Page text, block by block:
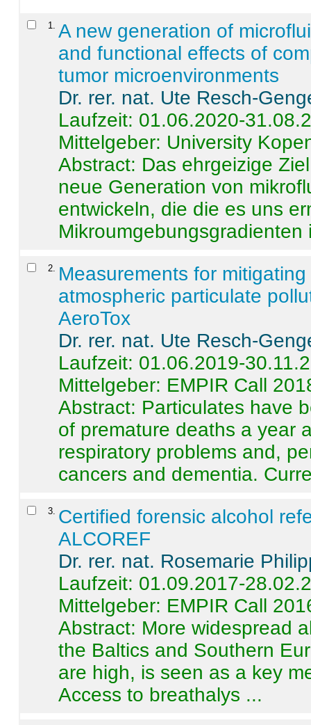
1
A new generation of
and functional effects of
tumor microenvironments
Dr. rer. nat. Ute Resch-
Laufzeit: 01.06.2020-
Mittelgeber: University
Abstract: Das ehrgeizige
neue Generation von
entwickeln, die die es uns
Mikroumgebungsgradienten
2
Measurements for
atmospheric particulate
AeroTox
Dr. rer. nat. Ute Resch-
Laufzeit: 01.06.2019-
Mittelgeber: EMPIR Call
Abstract: Particulates have
of premature deaths a year
respiratory problems and,
cancers and dementia.
3 Certified forensic alcohol
ALCOREF
Dr. rer. nat. Rosemarie
Laufzeit: 01.09.2017-
Mittelgeber: EMPIR Call
Abstract: More widespread
the Baltics and Southern
are high, is seen as a key
Access to breathalys ...